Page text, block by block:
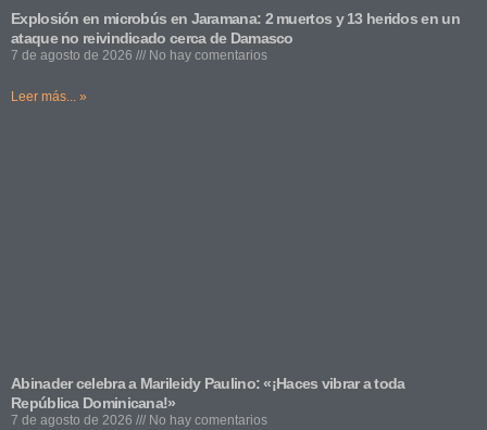
Explosión en microbús en Jaramana: 2 muertos y 13 heridos en un
ataque no reivindicado cerca de Damasco
7 de agosto de 2026 No hay comentarios
Leer más... »
Abinader celebra a Marileidy Paulino: «¡Haces vibrar a toda
República Dominicana!»
7 de agosto de 2026 No hay comentarios